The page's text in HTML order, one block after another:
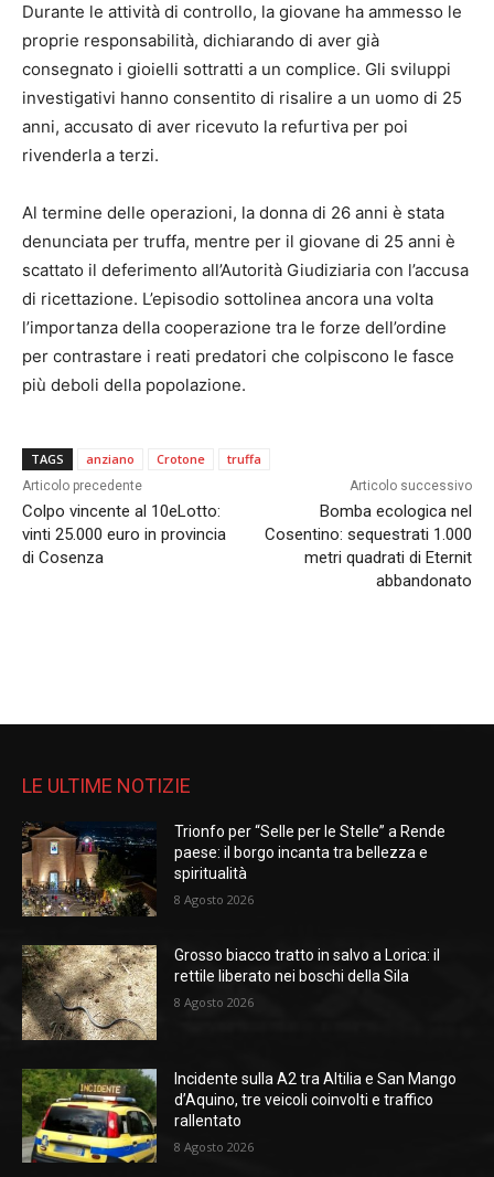
Durante le attività di controllo, la giovane ha ammesso le
proprie responsabilità, dichiarando di aver già
consegnato i gioielli sottratti a un complice. Gli sviluppi
investigativi hanno consentito di risalire a un uomo di 25
anni, accusato di aver ricevuto la refurtiva per poi
rivenderla a terzi.
Al termine delle operazioni, la donna di 26 anni è stata
denunciata per truffa, mentre per il giovane di 25 anni è
scattato il deferimento all’Autorità Giudiziaria con l’accusa
di ricettazione. L’episodio sottolinea ancora una volta
l’importanza della cooperazione tra le forze dell’ordine
per contrastare i reati predatori che colpiscono le fasce
più deboli della popolazione.
TAGS anziano Crotone truffa
Articolo precedente
Colpo vincente al 10eLotto:
vinti 25.000 euro in provincia
di Cosenza
Articolo successivo
Bomba ecologica nel
Cosentino: sequestrati 1.000
metri quadrati di Eternit
abbandonato
LE ULTIME NOTIZIE
Trionfo per “Selle per le Stelle” a Rende
paese: il borgo incanta tra bellezza e
spiritualità
8 Agosto 2026
Grosso biacco tratto in salvo a Lorica: il
rettile liberato nei boschi della Sila
8 Agosto 2026
Incidente sulla A2 tra Altilia e San Mango
d’Aquino, tre veicoli coinvolti e traffico
rallentato
8 Agosto 2026